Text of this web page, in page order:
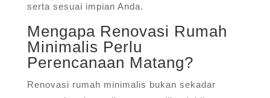
serta sesuai impian Anda.
Mengapa Renovasi Rumah
Minimalis Perlu
Perencanaan Matang?
Renovasi rumah minimalis bukan sekadar